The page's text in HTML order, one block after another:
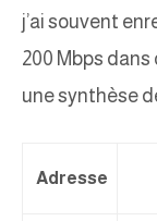
j’ai souvent
200 Mbps
une synthèse
Adresse